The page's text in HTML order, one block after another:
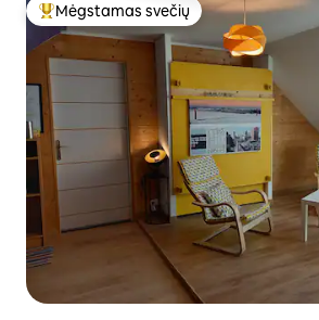
Svečių mėgstamiausias
Mėgstamas svečių